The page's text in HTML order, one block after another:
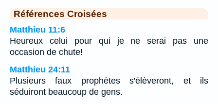
Références Croisées
Matthieu 11:6
Heureux celui pour qui je ne serai pas une
occasion de chute!
Matthieu 24:11
Plusieurs faux prophètes s'élèveront, et ils
séduiront beaucoup de gens.